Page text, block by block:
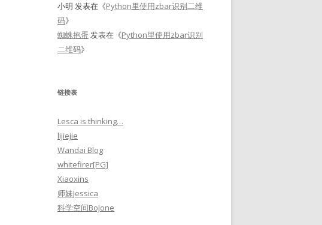
小明 发表在《Python里使用zbar识别二维
码》
蜘蛛抱蛋 发表在《Python里使用zbar识别
二维码》
链接表
Lesca is thinking…
lijiejie
Wandai Blog
whitefirer[PG]
Xiaoxins
师妹Jessica
科学空间BoJone